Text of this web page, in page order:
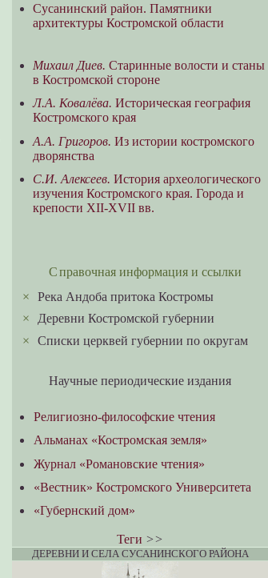
Сусанинский район. Памятники
архитектуры Костромской области
Михаил Диев. Старинные волости и станы
в Костромской стороне
Л.А. Ковалёва. Историческая география
Костромского края
А.А. Григоров. Из истории костромского
дворянства
С.И. Алексеев. История археологического
изучения Костромского края. Города и
крепости XII-XVII вв.
Справочная информация и ссылки
×Река Андоба притока Костромы
×Деревни Костромской губернии
×Списки церквей губернии по округам
Научные периодические издания
Религиозно-философские чтения
Альманах «Костромская земля»
Журнал «Романовские чтения»
«Вестник» Костромского Университета
«Губернский дом»
Теги >>
ДЕРЕВНИ И СЕЛА СУСАНИНСКОГО РАЙОНА